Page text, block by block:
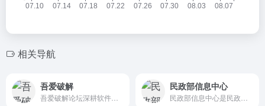
相关导航
吾爱破解 民政部信息中心